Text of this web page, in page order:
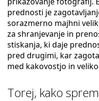
prednosti je
sorazmerno majhni
za shranjevanje in
stiskanja, ki daje
pred drugimi, kar
med kakovostjo in
Torej, kako